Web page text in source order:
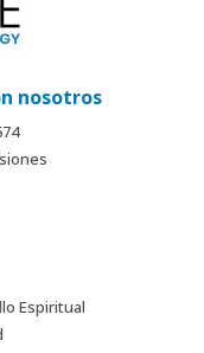
nosotros
Espiritual